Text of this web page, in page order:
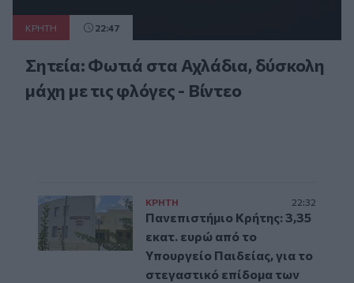
ΚΡΗΤΗ 22:47
Σητεία: Φωτιά στα Αχλάδια, δύσκολη
μάχη με τις φλόγες - Βίντεο
ΚΡΗΤΗ 22:32
Πανεπιστήμιο Κρήτης: 3,35
εκατ. ευρώ από το
Υπουργείο Παιδείας, για το
στεγαστικό επίδομα των